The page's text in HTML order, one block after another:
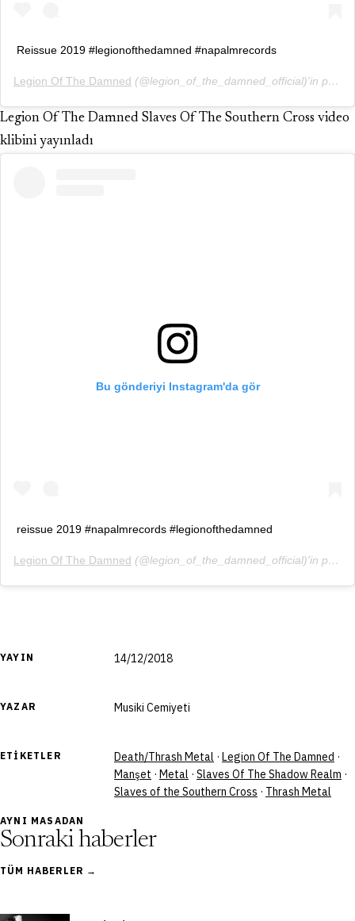
YAYIN 14/12/2018
YAZAR Musiki Cemiyeti
ETIKETLER Death/Thrash Metal · Legion Of The Damned ·
Manşet · Metal · Slaves Of The Shadow Realm ·
Slaves of the Southern Cross · Thrash Metal
Reissue 2019 #legionofthedamned #napalmrecords
Legion Of The Damned (@legion_of_the_damned_official)'in paylaştığı bir gönderi (
Legion Of The Damned Slaves Of The Southern Cross video
klibini yayınladı
Bu gönderiyi Instagram'da gör
reissue 2019 #napalmrecords #legionofthedamned
Legion Of The Damned (@legion_of_the_damned_official)'in paylaştığı bir gönderi (
AYNI MASADAN
Sonraki haberler
TÜM HABERLER →